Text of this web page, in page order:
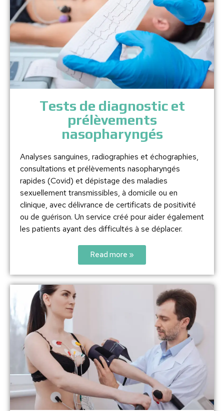
Tests de diagnostic et
prélèvements
nasopharyngés
Analyses sanguines, radiographies et échographies,
consultations et prélèvements nasopharyngés
rapides (Covid) et dépistage des maladies
sexuellement transmissibles, à domicile ou en
clinique, avec délivrance de certificats de positivité
ou de guérison. Un service créé pour aider également
les patients ayant des difficultés à se déplacer.
Read more »